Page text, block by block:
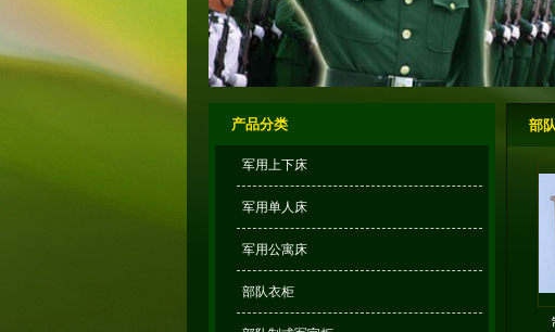
产品分类
军用上下床
军用单人床
军用公寓床
部队衣柜
部